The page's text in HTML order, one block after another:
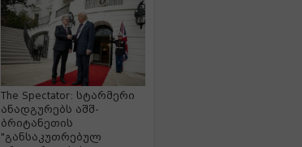
The Spectator: სტარმერი
ანადგურებს აშშ-
ბრიტანეთის
"განსაკუთრებულ